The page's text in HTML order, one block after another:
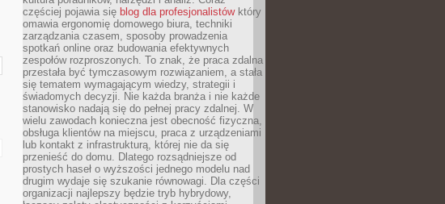
częściej pojawia się blog dla profesjonalistówktóry
omawia ergonomię domowego biura, techniki
zarządzania czasem, sposoby prowadzenia
spotkań online oraz budowania efektywnych
zespołów rozproszonych. To znak, że praca zdalna
przestała być tymczasowym rozwiązaniem, a stała
się tematem wymagającym wiedzy, strategii i
świadomych decyzji. Nie każda branża i nie każde
stanowisko nadają się do pełnej pracy zdalnej. W
wielu zawodach konieczna jest obecność fizyczna,
obsługa klientów na miejscu, praca z urządzeniami
lub kontakt z infrastrukturą, której nie da się
przenieść do domu. Dlatego rozsądniejsze od
prostych haseł o wyższości jednego modelu nad
drugim wydaje się szukanie równowagi. Dla części
organizacji najlepszy będzie tryb hybrydowy,